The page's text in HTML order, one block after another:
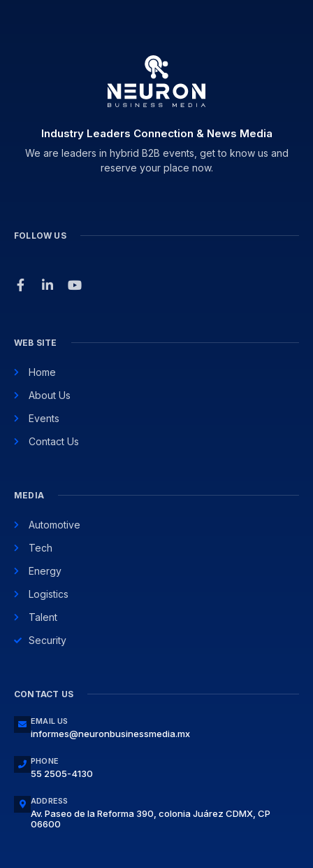
Industry Leaders Connection & News Media
We are leaders in hybrid B2B events, get to know us and
reserve your place now.
FOLLOW US
WEB SITE
Home
About Us
Events
Contact Us
MEDIA
Automotive
Tech
Energy
Logistics
Talent
Security
CONTACT US
EMAIL US
informes@neuronbusinessmedia.mx
PHONE
55 2505-4130
ADDRESS
Av. Paseo de la Reforma 390, colonia Juárez CDMX, CP
06600